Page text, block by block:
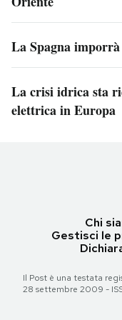
La Spagna
La crisi idrica sta
elettrica in Europa
Chi
Gestisci le
Il Post è una testata
28 settembre 2009 -